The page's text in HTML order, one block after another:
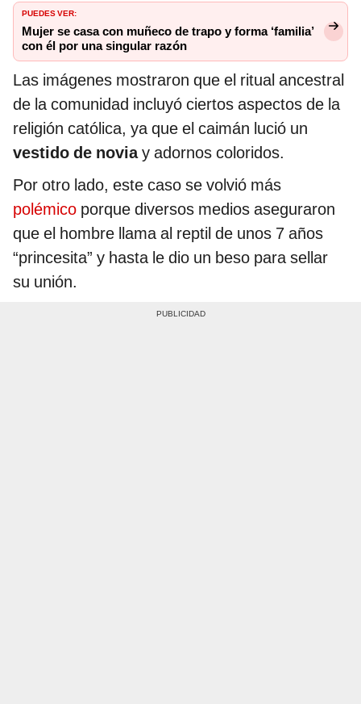
PUEDES VER:
Mujer se casa con muñeco de trapo y forma ‘familia’
con él por una singular razón
Las imágenes mostraron que el ritual ancestral
de la comunidad incluyó ciertos aspectos de la
religión católica, ya que el caimán lució un
vestido de noviay adornos coloridos.
Por otro lado, este caso se volvió más
polémico porque diversos medios aseguraron
que el hombre llama al reptil de unos 7 años
“princesita” y hasta le dio un beso para sellar
su unión.